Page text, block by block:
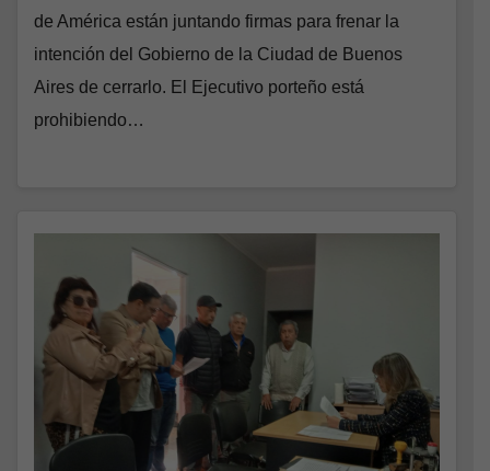
de América están juntando firmas para frenar la
intención del Gobierno de la Ciudad de Buenos
Aires de cerrarlo. El Ejecutivo porteño está
prohibiendo…